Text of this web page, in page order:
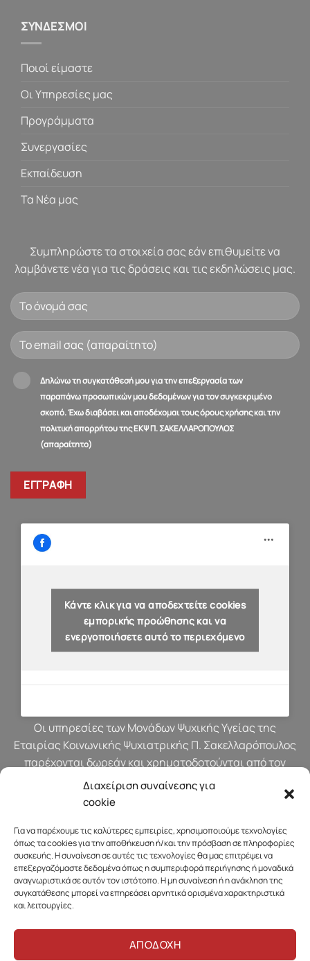
Διαχείριση συναίνεσης για
cookie
Για να παρέχουμε τις καλύτερες εμπειρίες, χρησιμοποιούμε τεχνολογίες
όπως τα cookies για την αποθήκευση ή/και την πρόσβαση σε πληροφορίες
συσκευής. Η συναίνεση σε αυτές τις τεχνολογίες θα μας επιτρέψει να
επεξεργαζόμαστε δεδομένα όπως η συμπεριφορά περιήγησης ή μοναδικά
αναγνωριστικά σε αυτόν τον ιστότοπο. Η μη συναίνεση ή η ανάκληση της
συγκατάθεσης μπορεί να επηρεάσει αρνητικά ορισμένα χαρακτηριστικά
και λειτουργίες.
ΑΠΟΔΟΧΗ
ΣΥΝΔΕΣΜΟΙ
Ποιοί είμαστε
Οι Υπηρεσίες μας
Προγράμματα
Συνεργασίες
Εκπαίδευση
Τα Νέα μας
Συμπληρώστε τα στοιχεία σας εάν επιθυμείτε να
λαμβάνετε νέα για τις δράσεις και τις εκδηλώσεις μας.
Δηλώνω τη συγκατάθεσή μου για την επεξεργασία των
παραπάνω προσωπικών μου δεδομένων για τον συγκεκριμένο
σκοπό. Έχω διαβάσει και αποδέχομαι τους όρους χρήσης και την
πολιτική απορρήτου της ΕΚΨ Π. ΣΑΚΕΛΛΑΡΟΠΟΥΛΟΣ
(απαραίτητο)
Κάντε κλικ για να αποδεχτείτε cookies
εμπορικής προώθησης και να
ενεργοποιήσετε αυτό το περιεχόμενο
Οι υπηρεσίες των Μονάδων Ψυχικής Υγείας της
Εταιρίας Κοινωνικής Ψυχιατρικής Π. Σακελλαρόπουλος
παρέχονται δωρεάν και χρηματοδοτούνται από τον
προϋπολογισμό του Υπουργείου Υγείας.